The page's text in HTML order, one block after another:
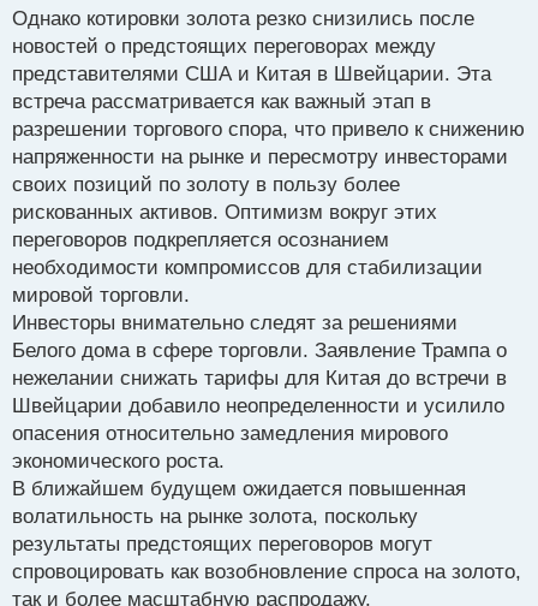
Однако котировки золота резко снизились после
новостей о предстоящих переговорах между
представителями США и Китая в Швейцарии. Эта
встреча рассматривается как важный этап в
разрешении торгового спора, что привело к снижению
напряженности на рынке и пересмотру инвесторами
своих позиций по золоту в пользу более
рискованных активов. Оптимизм вокруг этих
переговоров подкрепляется осознанием
необходимости компромиссов для стабилизации
мировой торговли.
Инвесторы внимательно следят за решениями
Белого дома в сфере торговли. Заявление Трампа о
нежелании снижать тарифы для Китая до встречи в
Швейцарии добавило неопределенности и усилило
опасения относительно замедления мирового
экономического роста.
В ближайшем будущем ожидается повышенная
волатильность на рынке золота, поскольку
результаты предстоящих переговоров могут
спровоцировать как возобновление спроса на золото,
так и более масштабную распродажу.